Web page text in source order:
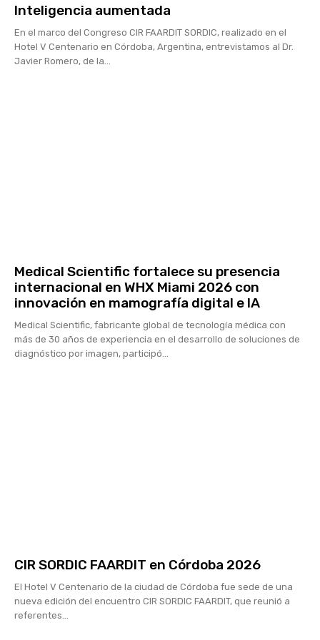
Inteligencia aumentada
En el marco del Congreso CIR FAARDIT SORDIC, realizado en el
Hotel V Centenario en Córdoba, Argentina, entrevistamos al Dr.
Javier Romero, de la...
Medical Scientific fortalece su presencia
internacional en WHX Miami 2026 con
innovación en mamografía digital e IA
Medical Scientific, fabricante global de tecnología médica con
más de 30 años de experiencia en el desarrollo de soluciones de
diagnóstico por imagen, participó...
CIR SORDIC FAARDIT en Córdoba 2026
El Hotel V Centenario de la ciudad de Córdoba fue sede de una
nueva edición del encuentro CIR SORDIC FAARDIT, que reunió a
referentes...